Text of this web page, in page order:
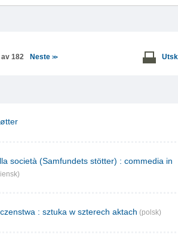
182 Neste >>
società (Samfundets stötter) : commedia in
: sztuka w szterech aktach (polsk)